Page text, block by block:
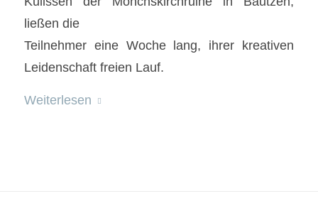
ließen die
Teilnehmer eine Woche lang, ihrer kreativen
Leidenschaft freien Lauf.
Weiterlesen